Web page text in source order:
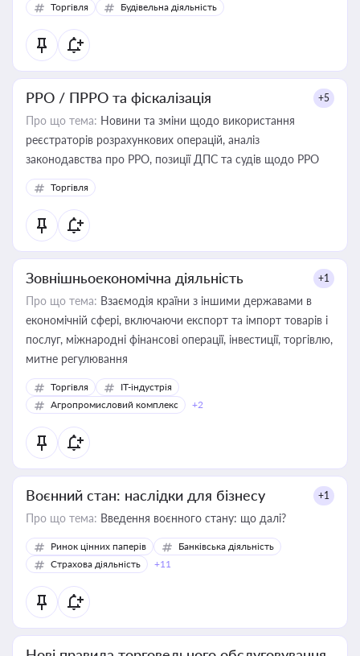
Торгівля Будівельна діяльність
РРО / ПРРО та фіскалізація +5
Про що тема: Новини та зміни щодо використання
реєстраторів розрахункових операцій, аналіз
законодавства про РРО, позиції ДПС та судів щодо РРО
Торгівля
Зовнішньоекономічна діяльність +1
Про що тема: Взаємодія країни з іншими державами в
економічній сфері, включаючи експорт та імпорт товарів і
послуг, міжнародні фінансові операції, інвестиції, торгівлю,
митне регулювання
Торгівля
IT-індустрія
Агропромисловий комплекс
+2
Воєнний стан: наслідки для бізнесу +1
Про що тема: Введення воєнного стану: що далі?
Ринок цінних паперів
Банківська діяльність
Страхова діяльність
+11